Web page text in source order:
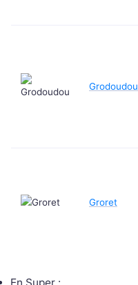
Grodoudou
Groret